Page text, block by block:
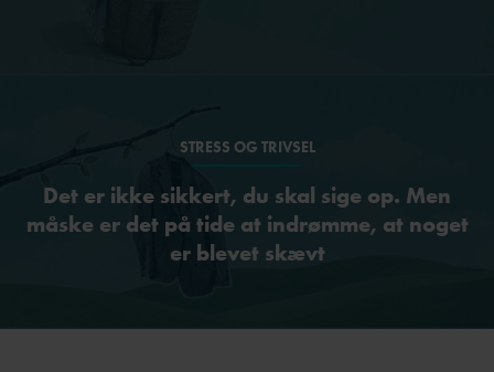
STRESS OG TRIVSEL
Det er ikke sikkert, du skal sige op. Men
måske er det på tide at indrømme, at noget
er blevet skævt